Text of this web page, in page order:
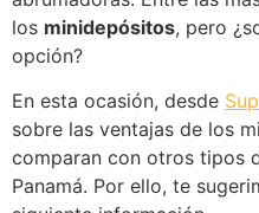
los minidepósitos, pero
opción?
En esta ocasión, desde
sobre las ventajas de los
comparan con otros tipos
Panamá. Por ello, te